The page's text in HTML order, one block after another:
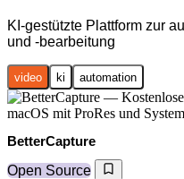
KI-gestützte Plattform zur
und -bearbeitung
video ki automation
BetterCapture
Open Source